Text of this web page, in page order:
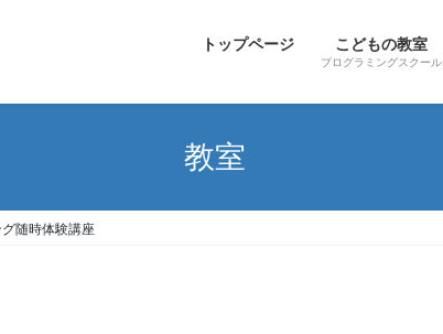
トップページ こどもの教室
プログラミングスクール
教室
随時体験講座